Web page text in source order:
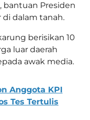
bantuan Presiden
dalam tanah.
berisikan 10
luar daerah
awak media.
Anggota KPI
Tes Tertulis